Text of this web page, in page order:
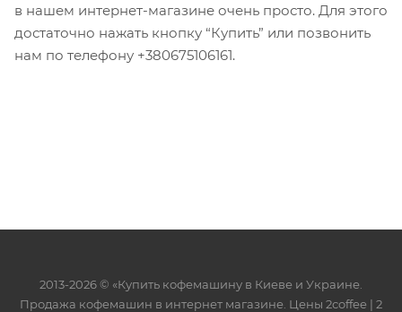
в нашем интернет-магазине очень просто. Для этого
достаточно нажать кнопку “Купить” или позвонить
нам по телефону +380675106161.
2013-2026 © «Купить кофемашину в Киеве и Украине.
Продажа кофемашин в интернет магазине. Цены 2сoffee | 2